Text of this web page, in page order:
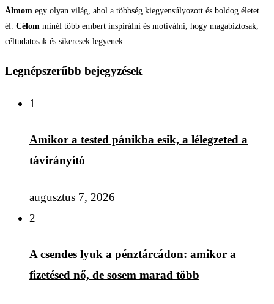
Álmom egy olyan világ, ahol a többség kiegyensúlyozott és boldog életet
él. Célom minél több embert inspirálni és motiválni, hogy magabiztosak,
céltudatosak és sikeresek legyenek.
Legnépszerűbb bejegyzések
1
Amikor a tested pánikba esik, a lélegzeted a
távirányító
augusztus 7, 2026
2
A csendes lyuk a pénztárcádon: amikor a
fizetésed nő, de sosem marad több